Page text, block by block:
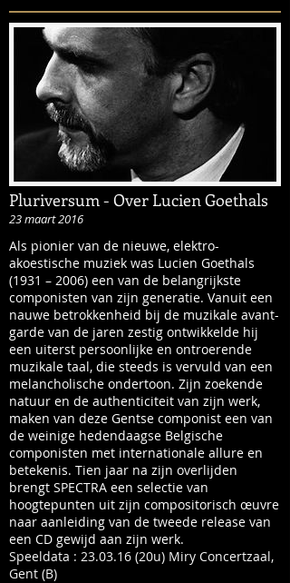
Pluriversum - Over Lucien Goethals
23 maart 2016
Als pionier van de nieuwe, elektro-
akoestische muziek was Lucien Goethals
(1931 – 2006) een van de belangrijkste
componisten van zijn generatie. Vanuit een
nauwe betrokkenheid bij de muzikale avant-
garde van de jaren zestig ontwikkelde hij
een uiterst persoonlijke en ontroerende
muzikale taal, die steeds is vervuld van een
melancholische ondertoon. Zijn zoekende
natuur en de authenticiteit van zijn werk,
maken van deze Gentse componist een van
de weinige hedendaagse Belgische
componisten met internationale allure en
betekenis. Tien jaar na zijn overlijden
brengt SPECTRA een selectie van
hoogtepunten uit zijn compositorisch œuvre
naar aanleiding van de tweede release van
een CD gewijd aan zijn werk.
Speeldata : 23.03.16 (20u) Miry Concertzaal,
Gent (B)